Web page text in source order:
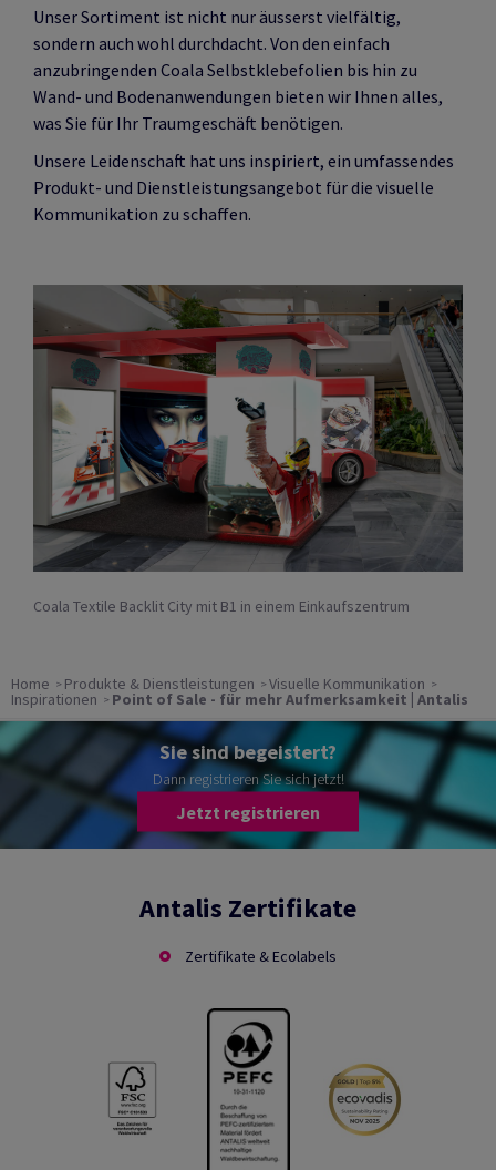
Unser Sortiment ist nicht nur äusserst vielfältig,
sondern auch wohl durchdacht. Von den einfach
anzubringenden Coala Selbstklebefolien bis hin zu
Wand- und Bodenanwendungen bieten wir Ihnen alles,
was Sie für Ihr Traumgeschäft benötigen.
Unsere Leidenschaft hat uns inspiriert, ein umfassendes
Produkt- und Dienstleistungsangebot für die visuelle
Kommunikation zu schaffen.
Coala Textile Backlit City mit B1 in einem Einkaufszentrum
Home Produkte & Dienstleistungen Visuelle Kommunikation
Inspirationen Point of Sale - für mehr Aufmerksamkeit | Antalis
Sie sind begeistert?
Dann registrieren Sie sich jetzt!
Jetzt registrieren
Antalis Zertifikate
Zertifikate & Ecolabels